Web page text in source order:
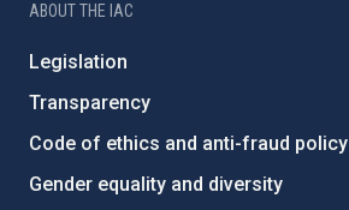
ABOUT THE IAC
Legislation
Transparency
Code of ethics and anti-fraud policy
Gender equality and diversity